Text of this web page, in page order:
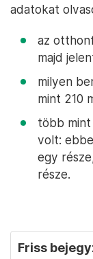
adatokat
az
majd
milyen
mint 210
több
volt:
egy
része.
Friss